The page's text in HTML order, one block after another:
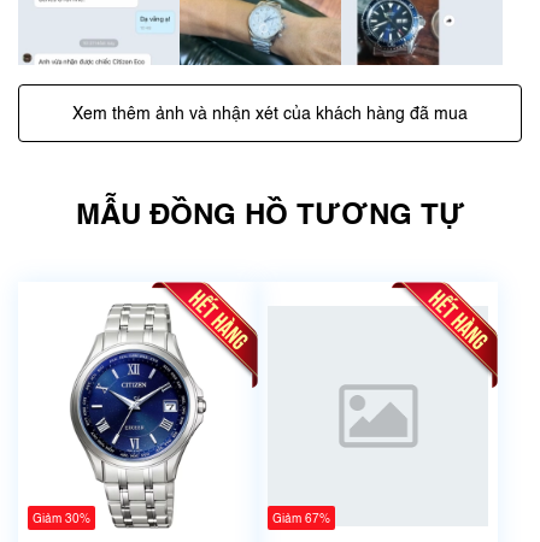
Xem thêm ảnh và nhận xét của khách hàng đã mua
MẪU ĐỒNG HỒ TƯƠNG TỰ
Giảm 30% Giảm 67%